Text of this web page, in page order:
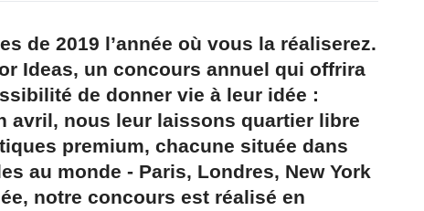
de 2019 l’année où vous la réaliserez.
Ideas, un concours annuel qui offrira
de donner vie à leur idée :
avril, nous leur laissons quartier libre
premium, chacune située dans
au monde - Paris, Londres, New York
notre concours est réalisé en